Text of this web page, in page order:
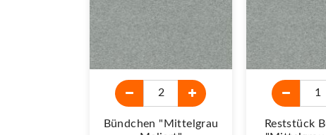
Bündchen "mittelgrau
Reststück